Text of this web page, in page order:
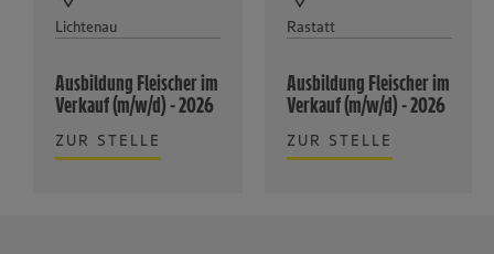
Lichtenau
Ausbildung Fleischer im
Verkauf (m/w/d) - 2026
ZUR STELLE
Rastatt
Ausbildung Fleischer im
Verkauf (m/w/d) - 2026
ZUR STELLE